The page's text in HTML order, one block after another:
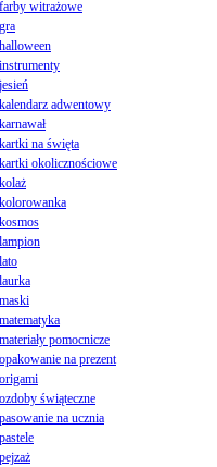
farby witrażowe
gra
halloween
instrumenty
jesień
kalendarz adwentowy
karnawał
kartki na święta
kartki okolicznościowe
kolaż
kolorowanka
kosmos
lampion
lato
laurka
maski
matematyka
materiały pomocnicze
opakowanie na prezent
origami
ozdoby świąteczne
pasowanie na ucznia
pastele
pejzaż